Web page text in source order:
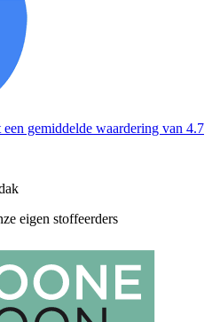
een gemiddelde waardering van 4.7
eigen stoffeerders